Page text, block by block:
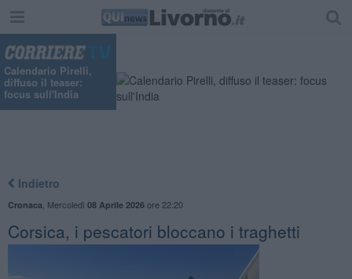
Calendario Pirelli,
diffuso il teaser:
focus sull'India
Indietro
Cronaca Mercoledì 08 Aprile 2026ore 22:20
Corsica, i pescatori bloccano i traghetti